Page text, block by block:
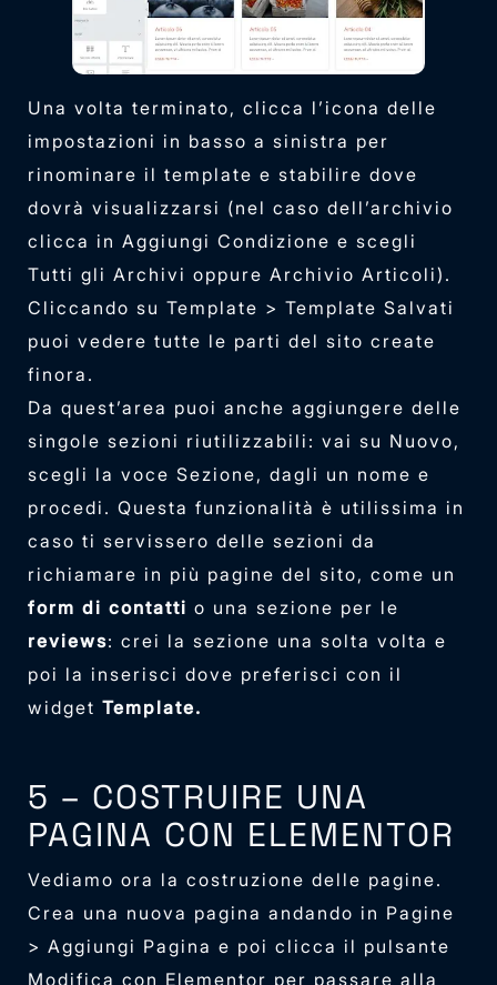
Una volta terminato, clicca l’icona delle
impostazioni in basso a sinistra per
rinominare il template e stabilire dove
dovrà visualizzarsi (nel caso dell’archivio
clicca in Aggiungi Condizione e scegli
Tutti gli Archivi oppure Archivio Articoli).
Cliccando su Template > Template Salvati
puoi vedere tutte le parti del sito create
finora.
Da quest’area puoi anche aggiungere delle
singole sezioni riutilizzabili: vai su Nuovo,
scegli la voce Sezione, dagli un nome e
procedi. Questa funzionalità è utilissima in
caso ti servissero delle sezioni da
richiamare in più pagine del sito, come un
form di contatti o una sezione per le
reviews: crei la sezione una solta volta e
poi la inserisci dove preferisci con il
widget Template.
5 – COSTRUIRE UNA
PAGINA CON ELEMENTOR
Vediamo ora la costruzione delle pagine.
Crea una nuova pagina andando in Pagine
> Aggiungi Pagina e poi clicca il pulsante
Modifica con Elementor per passare alla